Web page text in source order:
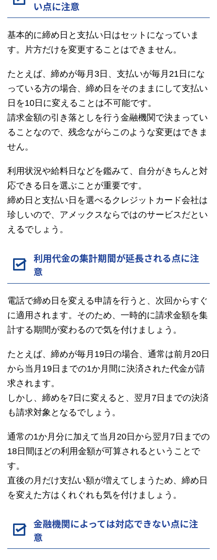
い点に注意
基本的に締め日と支払い日はセットになっていま
す。片方だけを変更することはできません。
たとえば、締めが毎月3日、支払いが毎月21日にな
っている方の場合、締め日をそのままにして支払い
日を10日に変えることは不可能です。
請求金額の引き落としを行う金融機関で決まってい
ることなので、残念ながらこのような変更はできま
せん。
利用状況や給料日などを鑑みて、自分がきちんと対
応できる日を選ぶことが重要です。
締め日と支払い日を選べるクレジットカード会社は
珍しいので、アメックスならではのサービスだとい
えるでしょう。
利用代金の集計期間が延長される点に注
意
電話で締め日を変える申請を行うと、次回からすぐ
に適用されます。そのため、一時的に請求金額を集
計する期間が変わるので気を付けましょう。
たとえば、締めが毎月19日の場合、通常は前月20日
から当月19日までの1か月間に決済された代金が請
求されます。
しかし、締めを7日に変えると、翌月7日までの決済
も請求対象となるでしょう。
通常の1か月分に加えて当月20日から翌月7日までの
18日間ほどの利用金額が可算されるということで
す。
直後の月だけ支払い額が増えてしまうため、締め日
を変えた方はくれぐれも気を付けましょう。
金融機関によっては対応できない点に注
意